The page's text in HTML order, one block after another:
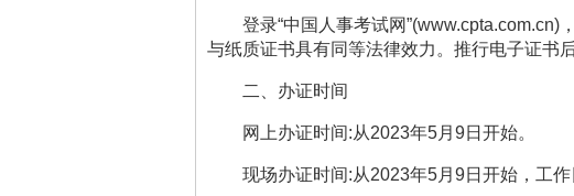
登录“中国人事考试网”(www.cpta.com.cn)
与纸质证书具有同等法律效力。推行电子证书
二、办证时间
网上办证时间:从2023年5月 9日 开始。
现场办证时间:从2023年5月 9日 开始，工